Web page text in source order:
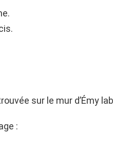
sur le mur d’Émy
: